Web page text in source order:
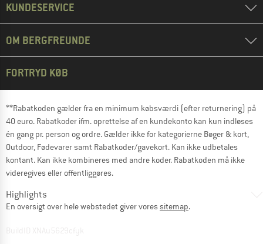
KUNDESERVICE
OM BERGFREUNDE
FORTRYD KØB
**Rabatkoden gælder fra en minimum købsværdi (efter returnering) på
40 euro. Rabatkoder ifm. oprettelse af en kundekonto kan kun indløses
én gang pr. person og ordre. Gælder ikke for kategorierne Bøger & kort,
Outdoor, Fødevarer samt Rabatkoder/gavekort. Kan ikke udbetales
kontant. Kan ikke kombineres med andre koder. Rabatkoden må ikke
videregives eller offentliggøres.
Highlights
En oversigt over hele webstedet giver voressitemap.